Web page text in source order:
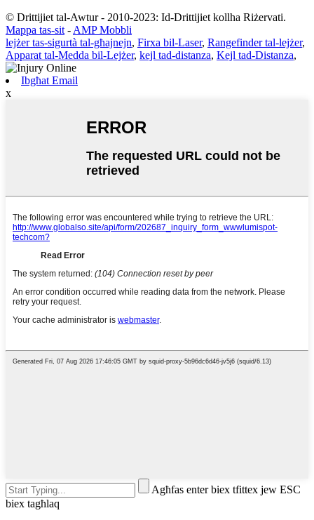
© Drittijiet tal-Awtur - 2010-2023: Id-Drittijiet kollha Riżervati.
Mappa tas-sit - AMP Mobbli
lejżer tas-sigurtà tal-għajnejn, Firxa bil-Laser, Rangefinder tal-lejżer,
Apparat tal-Medda bil-Lejżer, kejl tad-distanza, Kejl tad-Distanza,
Ibgħat Email
x
Agħfas enter biex tfittex jew ESC
biex tagħlaq